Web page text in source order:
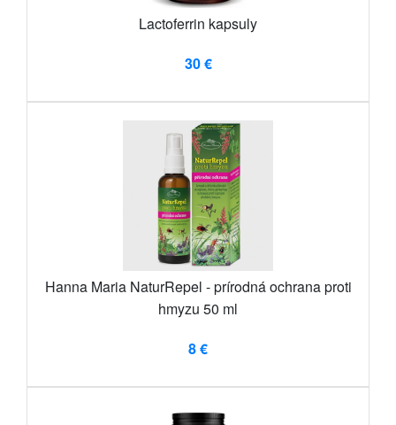
Lactoferrin kapsuly
30 €
Hanna Maria NaturRepel - prírodná ochrana proti
hmyzu 50 ml
8 €